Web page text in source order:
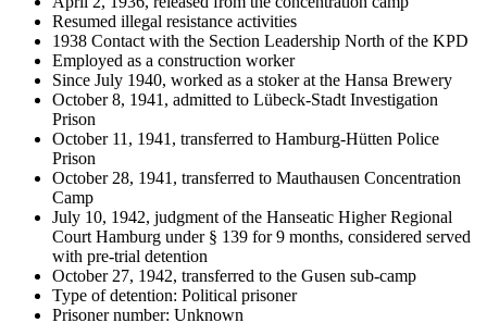
Resumed illegal resistance activities
1938 Contact with the Section Leadership North of the KPD
Employed as a construction worker
Since July 1940, worked as a stoker at the Hansa Brewery
October 8, 1941, admitted to Lübeck-Stadt Investigation
Prison
October 11, 1941, transferred to Hamburg-Hütten Police
Prison
October 28, 1941, transferred to Mauthausen Concentration
Camp
July 10, 1942, judgment of the Hanseatic Higher Regional
Court Hamburg under § 139 for 9 months, considered served
with pre-trial detention
October 27, 1942, transferred to the Gusen sub-camp
Type of detention: Political prisoner
Prisoner number: Unknown